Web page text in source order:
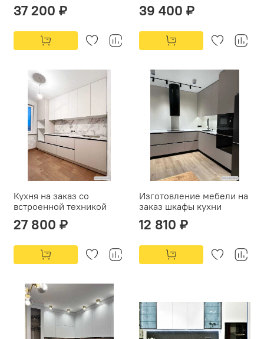
37 200 ₽ 39 400 ₽
Кухня на заказ со
встроенной техникой
27 800 ₽
Изготовление мебели на
заказ шкафы кухни
12 810 ₽